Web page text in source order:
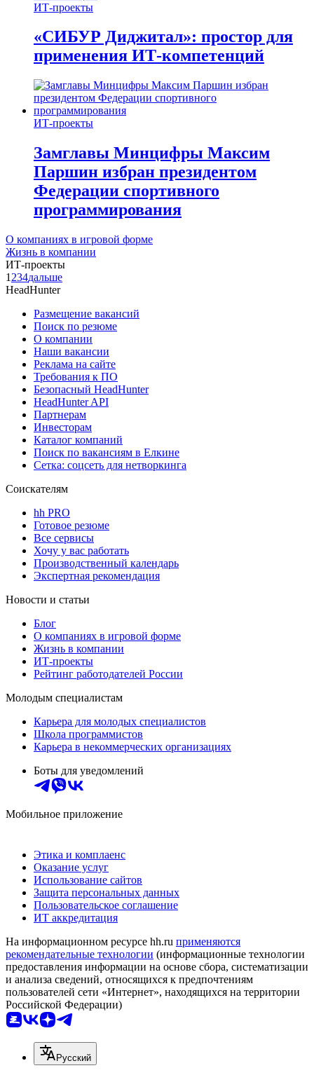
ИТ-проекты
«СИБУР Диджитал»: простор для
применения ИТ-компетенций
ИТ-проекты
Замглавы Минцифры Максим
Паршин избран президентом
Федерации спортивного
программирования
О компаниях в игровой форме
Жизнь в компании
ИТ-проекты
1 234дальше
HeadHunter
Размещение вакансий
Поиск по резюме
О компании
Наши вакансии
Реклама на сайте
Требования к ПО
Безопасный HeadHunter
HeadHunter API
Партнерам
Инвесторам
Каталог компаний
Поиск по вакансиям в Елкине
Сетка: соцсеть для нетворкинга
Соискателям
hh PRO
Готовое резюме
Все сервисы
Хочу у вас работать
Производственный календарь
Экспертная рекомендация
Новости и статьи
Блог
О компаниях в игровой форме
Жизнь в компании
ИТ-проекты
Рейтинг работодателей России
Молодым специалистам
Карьера для молодых специалистов
Школа программистов
Карьера в некоммерческих организациях
Боты для уведомлений
Мобильное приложение
Этика и комплаенс
Оказание услуг
Использование сайтов
Защита персональных данных
Пользовательское соглашение
ИТ аккредитация
На информационном ресурсе hh.ru применяются
рекомендательные технологии (информационные технологии
предоставления информации на основе сбора, систематизации
и анализа сведений, относящихся к предпочтениям
пользователей сети «Интернет», находящихся на территории
Российской Федерации)
Русский